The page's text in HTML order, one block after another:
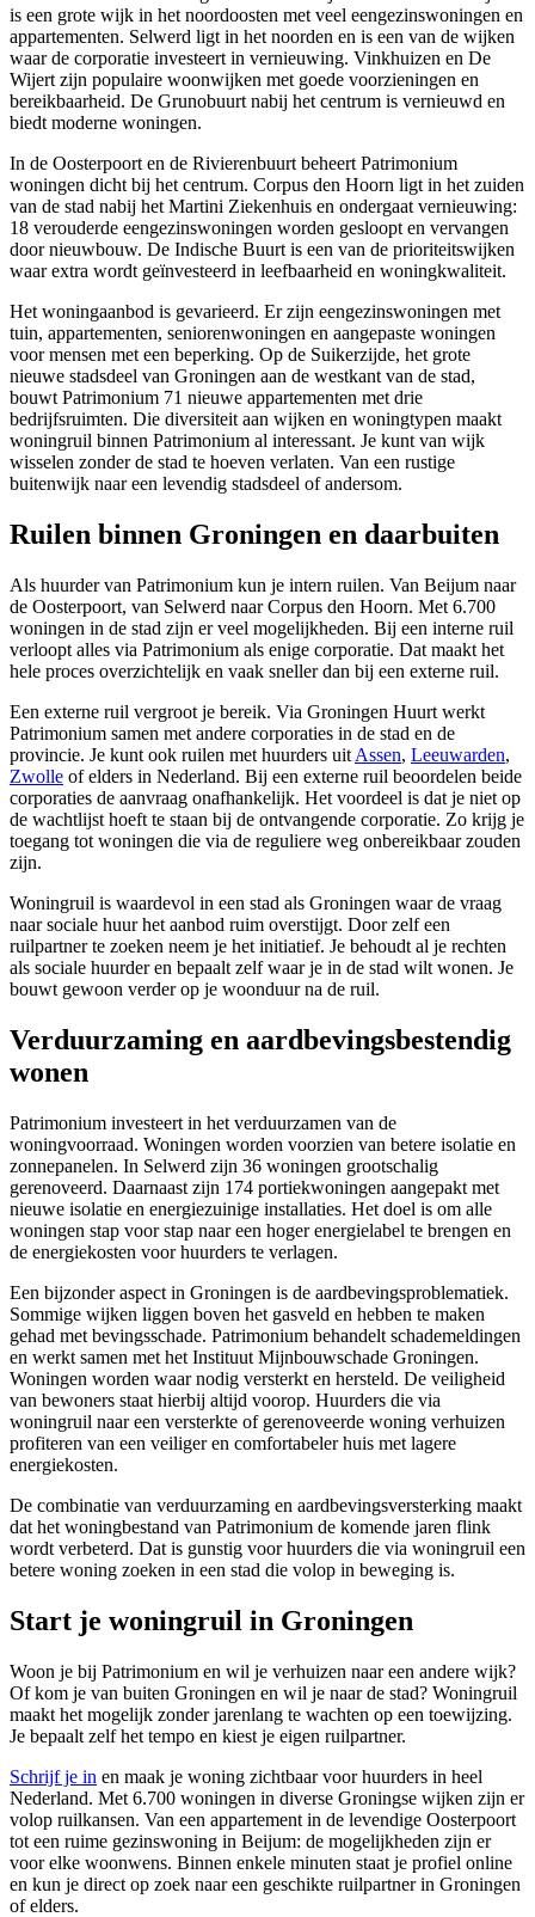
is een grote wijk in het noordoosten met veel eengezinswoningen en
appartementen. Selwerd ligt in het noorden en is een van de wijken
waar de corporatie investeert in vernieuwing. Vinkhuizen en De
Wijert zijn populaire woonwijken met goede voorzieningen en
bereikbaarheid. De Grunobuurt nabij het centrum is vernieuwd en
biedt moderne woningen.
In de Oosterpoort en de Rivierenbuurt beheert Patrimonium
woningen dicht bij het centrum. Corpus den Hoorn ligt in het zuiden
van de stad nabij het Martini Ziekenhuis en ondergaat vernieuwing:
18 verouderde eengezinswoningen worden gesloopt en vervangen
door nieuwbouw. De Indische Buurt is een van de prioriteitswijken
waar extra wordt geïnvesteerd in leefbaarheid en woningkwaliteit.
Het woningaanbod is gevarieerd. Er zijn eengezinswoningen met
tuin, appartementen, seniorenwoningen en aangepaste woningen
voor mensen met een beperking. Op de Suikerzijde, het grote
nieuwe stadsdeel van Groningen aan de westkant van de stad,
bouwt Patrimonium 71 nieuwe appartementen met drie
bedrijfsruimten. Die diversiteit aan wijken en woningtypen maakt
woningruil binnen Patrimonium al interessant. Je kunt van wijk
wisselen zonder de stad te hoeven verlaten. Van een rustige
buitenwijk naar een levendig stadsdeel of andersom.
Ruilen binnen Groningen en daarbuiten
Als huurder van Patrimonium kun je intern ruilen. Van Beijum naar
de Oosterpoort, van Selwerd naar Corpus den Hoorn. Met 6.700
woningen in de stad zijn er veel mogelijkheden. Bij een interne ruil
verloopt alles via Patrimonium als enige corporatie. Dat maakt het
hele proces overzichtelijk en vaak sneller dan bij een externe ruil.
Een externe ruil vergroot je bereik. Via Groningen Huurt werkt
Patrimonium samen met andere corporaties in de stad en de
provincie. Je kunt ook ruilen met huurders uit Assen, Leeuwarden,
Zwolle of elders in Nederland. Bij een externe ruil beoordelen beide
corporaties de aanvraag onafhankelijk. Het voordeel is dat je niet op
de wachtlijst hoeft te staan bij de ontvangende corporatie. Zo krijg je
toegang tot woningen die via de reguliere weg onbereikbaar zouden
zijn.
Woningruil is waardevol in een stad als Groningen waar de vraag
naar sociale huur het aanbod ruim overstijgt. Door zelf een
ruilpartner te zoeken neem je het initiatief. Je behoudt al je rechten
als sociale huurder en bepaalt zelf waar je in de stad wilt wonen. Je
bouwt gewoon verder op je woonduur na de ruil.
Verduurzaming en aardbevingsbestendig
wonen
Patrimonium investeert in het verduurzamen van de
woningvoorraad. Woningen worden voorzien van betere isolatie en
zonnepanelen. In Selwerd zijn 36 woningen grootschalig
gerenoveerd. Daarnaast zijn 174 portiekwoningen aangepakt met
nieuwe isolatie en energiezuinige installaties. Het doel is om alle
woningen stap voor stap naar een hoger energielabel te brengen en
de energiekosten voor huurders te verlagen.
Een bijzonder aspect in Groningen is de aardbevingsproblematiek.
Sommige wijken liggen boven het gasveld en hebben te maken
gehad met bevingsschade. Patrimonium behandelt schademeldingen
en werkt samen met het Instituut Mijnbouwschade Groningen.
Woningen worden waar nodig versterkt en hersteld. De veiligheid
van bewoners staat hierbij altijd voorop. Huurders die via
woningruil naar een versterkte of gerenoveerde woning verhuizen
profiteren van een veiliger en comfortabeler huis met lagere
energiekosten.
De combinatie van verduurzaming en aardbevingsversterking maakt
dat het woningbestand van Patrimonium de komende jaren flink
wordt verbeterd. Dat is gunstig voor huurders die via woningruil een
betere woning zoeken in een stad die volop in beweging is.
Start je woningruil in Groningen
Woon je bij Patrimonium en wil je verhuizen naar een andere wijk?
Of kom je van buiten Groningen en wil je naar de stad? Woningruil
maakt het mogelijk zonder jarenlang te wachten op een toewijzing.
Je bepaalt zelf het tempo en kiest je eigen ruilpartner.
Schrijf je in en maak je woning zichtbaar voor huurders in heel
Nederland. Met 6.700 woningen in diverse Groningse wijken zijn er
volop ruilkansen. Van een appartement in de levendige Oosterpoort
tot een ruime gezinswoning in Beijum: de mogelijkheden zijn er
voor elke woonwens. Binnen enkele minuten staat je profiel online
en kun je direct op zoek naar een geschikte ruilpartner in Groningen
of elders.